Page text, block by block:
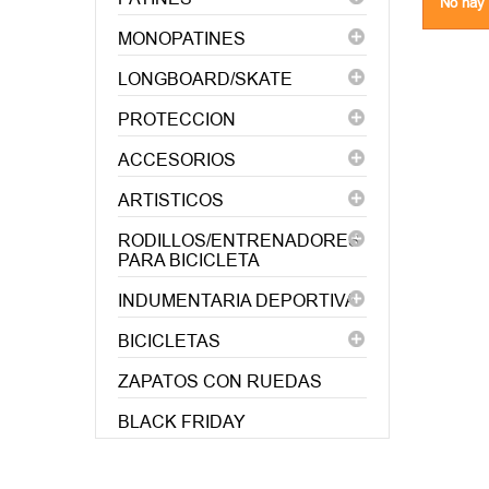
MONOPATINES
LONGBOARD/SKATE
PROTECCION
ACCESORIOS
ARTISTICOS
RODILLOS/ENTRENADORES
PARA BICICLETA
INDUMENTARIA DEPORTIVA
BICICLETAS
ZAPATOS CON RUEDAS
BLACK FRIDAY